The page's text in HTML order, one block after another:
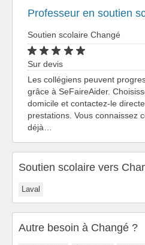
Professeur en soutien
Soutien scolaire Changé
Sur devis
Les collégiens peuvent
grâce à SeFaireAider.
domicile et contactez-le
prestations. Vous connaissez
déjà…
Soutien scolaire vers
Laval
Autre besoin à Changé ?